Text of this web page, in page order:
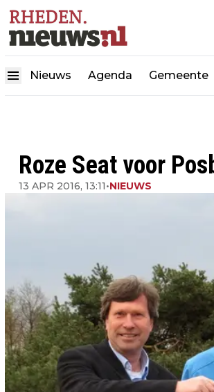
Nieuws Agenda Gemeente
Roze Seat voor
13 APR 2016, 13:11•NIEUWS